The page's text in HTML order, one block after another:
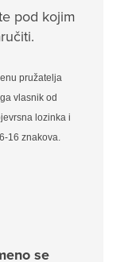
pod kojim
pružatelja
vlasnik od
lozinka i
16 znakova.
se